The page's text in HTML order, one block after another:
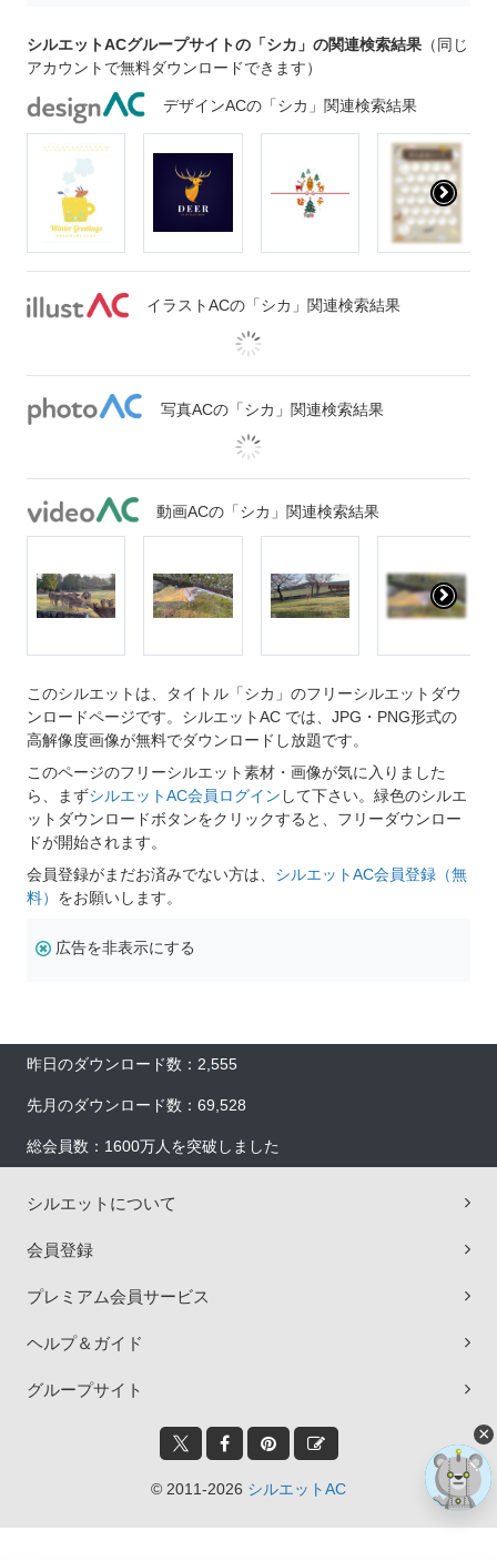
シルエットACグループサイトの「シカ」の関連検索結果 （同じ
アカウントで無料ダウンロードできます）
デザインACの「シカ」関連検索結果
イラストACの「シカ」関連検索結果
写真ACの「シカ」関連検索結果
動画ACの「シカ」関連検索結果
このシルエットは、タイトル「シカ」のフリーシルエットダウ
ンロードページです。シルエットAC では、JPG・PNG形式の
高解像度画像が無料でダウンロードし放題です。
このページのフリーシルエット素材・画像が気に入りました
ら、まずシルエットAC会員ログイン して下さい。緑色のシルエ
ットダウンロードボタンをクリックすると、フリーダウンロー
ドが開始されます。
会員登録がまだお済みでない方は、 シルエットAC会員登録（無
料） をお願いします。
広告を非表示にする
昨日のダウンロード数：2,555
先月のダウンロード数：69,528
総会員数：1600万人を突破しました
シルエットについて
会員登録
プレミアム会員サービス
ヘルプ＆ガイド
グループサイト
© 2011-2026 シルエットAC
×